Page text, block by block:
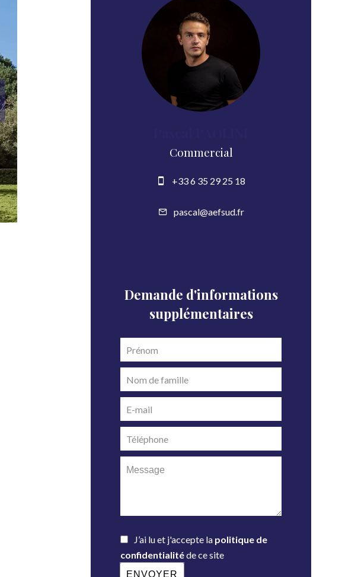
Commercial
+33 6 35 29 25 18
pascal@aefsud.fr
Demande d'informations
supplémentaires
J’ai lu et j'accepte la politique de
confidentialitéde ce site
ENVOYER